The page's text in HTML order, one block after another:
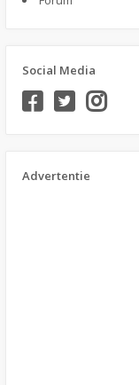
Social Media
Advertentie